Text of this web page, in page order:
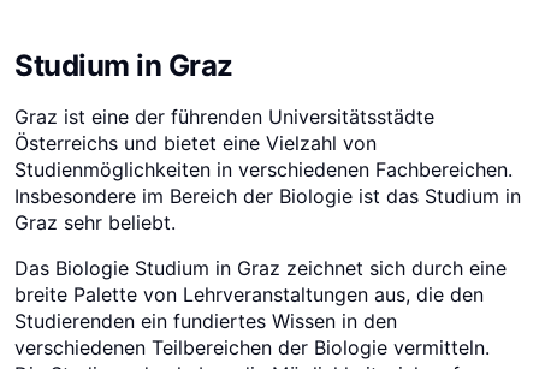
Studium in Graz
Graz ist eine der führenden Universitätsstädte
Österreichs und bietet eine Vielzahl von
Studienmöglichkeiten in verschiedenen Fachbereichen.
Insbesondere im Bereich der Biologie ist das Studium in
Graz sehr beliebt.
Das Biologie Studium in Graz zeichnet sich durch eine
breite Palette von Lehrveranstaltungen aus, die den
Studierenden ein fundiertes Wissen in den
verschiedenen Teilbereichen der Biologie vermitteln.